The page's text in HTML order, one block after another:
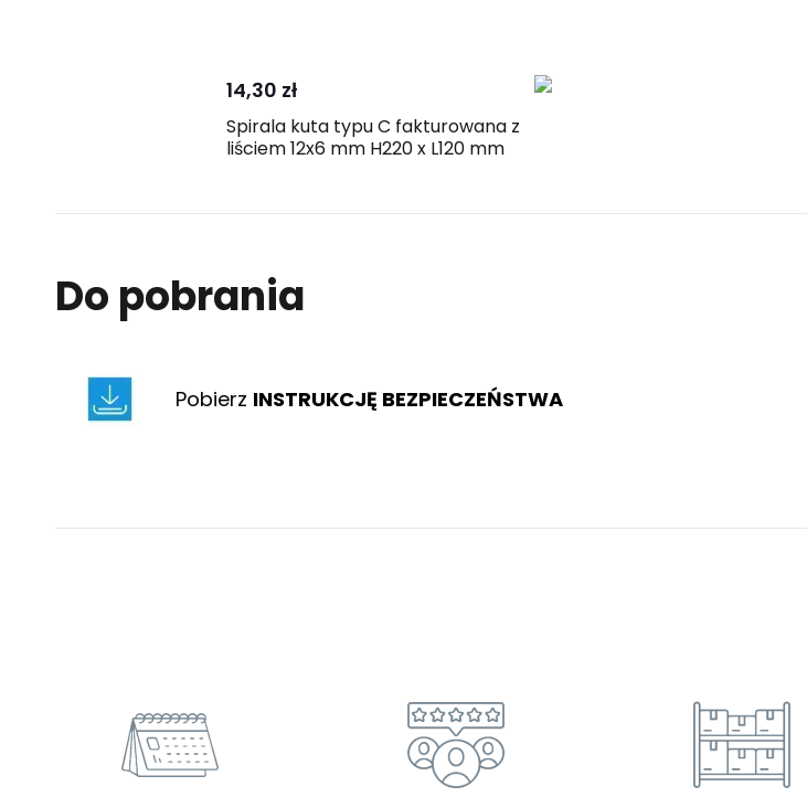
14,30 zł
Spirala kuta typu C fakturowana z
liściem 12x6 mm H220 x L120 mm
Do pobrania
Pobierz INSTRUKCJĘ BEZPIECZEŃSTWA